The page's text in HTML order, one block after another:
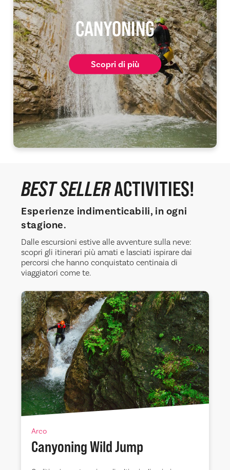
CANYONING
Scopri di più
BEST SELLERACTIVITIES!
Esperienze indimenticabili, in ogni
stagione.
Dalle escursioni estive alle avventure sulla neve:
scopri gli itinerari più amati e lasciati ispirare dai
percorsi che hanno conquistato centinaia di
viaggiatori come te.
Arco
Canyoning Wild Jump